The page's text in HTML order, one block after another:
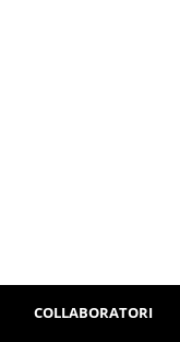
COLLABORATORI